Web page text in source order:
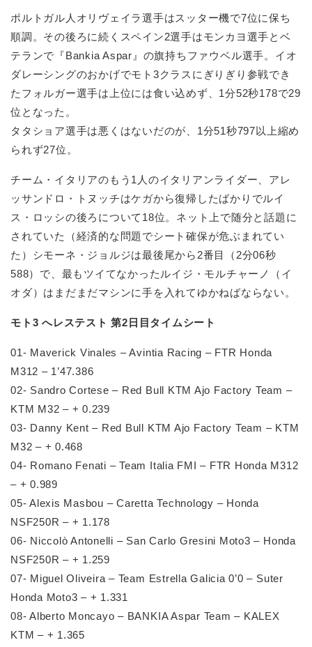
ポルトガル人オリヴェイラ選手はスッター機で7位に保ち
順調。その後ろに続くスペイン2選手はモンカヨ選手とベ
テランで『Bankia Aspar』の旗持ちファウベル選手。イオ
ダレーシングのおかげでモト3クラスにぎりぎり参戦でき
たフォルガー選手は上位には食い込めず、1分52秒178で29
位となった。
タタショア選手は悪くはないだのが、1分51秒797以上縮め
られず27位。
チーム・イタリアのもう1人のイタリアンライダー、アレ
ッサンドロ・トヌッチはケガから復帰したばかりでルイ
ス・ロッシの後ろについて18位。ネット上で随分と話題に
されていた（経済的な問題でシート確保が危ぶまれてい
た）シモーネ・ジョルジは最後尾から2番目（2分06秒
588）で、最もツイてなかったルイジ・モルチャーノ（イ
オダ）はまだまだマシンに手を入れてゆかねばならない。
モト3 へレステスト 第2日目タイムシート
01- Maverick Vinales – Avintia Racing – FTR Honda
M312 – 1’47.386
02- Sandro Cortese – Red Bull KTM Ajo Factory Team –
KTM M32 – + 0.239
03- Danny Kent – Red Bull KTM Ajo Factory Team – KTM
M32 – + 0.468
04- Romano Fenati – Team Italia FMI – FTR Honda M312
– + 0.989
05- Alexis Masbou – Caretta Technology – Honda
NSF250R – + 1.178
06- Niccolò Antonelli – San Carlo Gresini Moto3 – Honda
NSF250R – + 1.259
07- Miguel Oliveira – Team Estrella Galicia 0’0 – Suter
Honda Moto3 – + 1.331
08- Alberto Moncayo – BANKIA Aspar Team – KALEX
KTM – + 1.365